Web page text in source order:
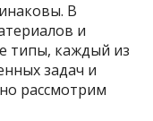
В
и
типы, каждый из
задач и
рассмотрим